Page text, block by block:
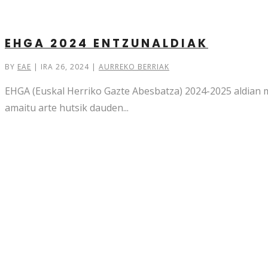
EHGA 2024 ENTZUNALDIAK
BY EAE | IRA 26, 2024 | AURREKO BERRIAK
EHGA (Euskal Herriko Gazte Abesbatza) 2024-2025
amaitu arte hutsik dauden...